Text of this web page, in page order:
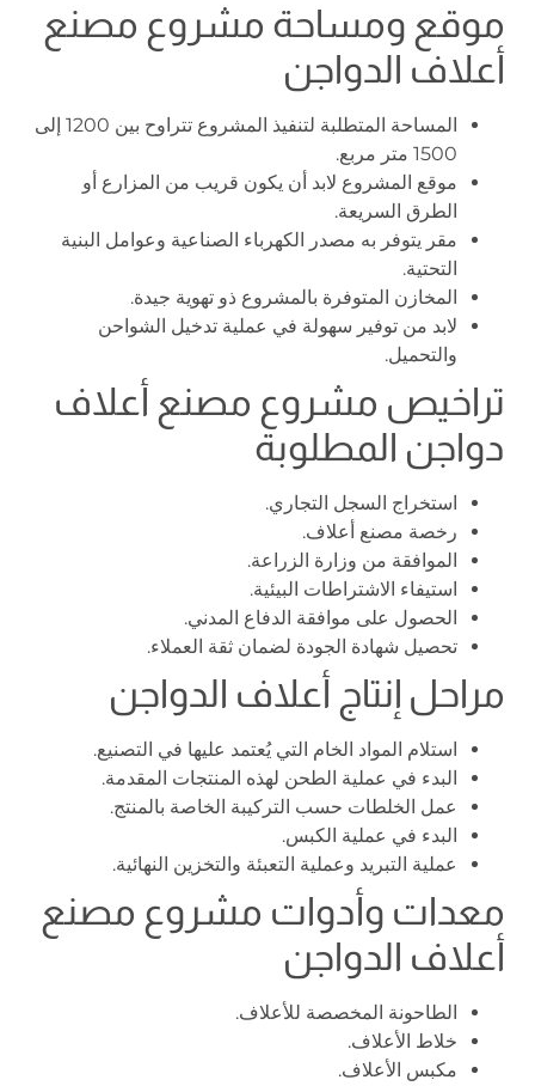
موقع ومساحة مشروع مصنع
أعلاف الدواجن
المساحة المتطلبة لتنفيذ المشروع تتراوح بين 1200 إلى
1500 متر مربع.
موقع المشروع لابد أن يكون قريب من المزارع أو
الطرق السريعة.
مقر يتوفر به مصدر الكهرباء الصناعية وعوامل البنية
التحتية.
المخازن المتوفرة بالمشروع ذو تهوية جيدة.
لابد من توفير سهولة في عملية تدخيل الشواحن
والتحميل.
تراخيص مشروع مصنع أعلاف
دواجن المطلوبة
استخراج السجل التجاري.
رخصة مصنع أعلاف.
الموافقة من وزارة الزراعة.
استيفاء الاشتراطات البيئية.
الحصول على موافقة الدفاع المدني.
تحصيل شهادة الجودة لضمان ثقة العملاء.
مراحل إنتاج أعلاف الدواجن
استلام المواد الخام التي يُعتمد عليها في التصنيع.
البدء في عملية الطحن لهذه المنتجات المقدمة.
عمل الخلطات حسب التركيبة الخاصة بالمنتج.
البدء في عملية الكبس.
عملية التبريد وعملية التعبئة والتخزين النهائية.
معدات وأدوات مشروع مصنع
أعلاف الدواجن
الطاحونة المخصصة للأعلاف.
خلاط الأعلاف.
مكبس الأعلاف.